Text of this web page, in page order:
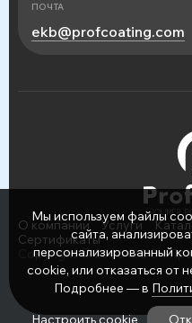
ПОЧТА
ekb@profcoating.com
О компании Услуги
Сертификаты
Copyright © 2026 ООО
Мы используем файлы
сайта,
персонализированный
cookie, или отказаться от
Подробнее — в
Настроить cookie